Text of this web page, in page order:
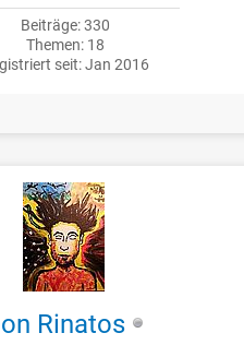
Beiträge: 330
Themen: 18
seit: Jan 2016
Rinatos